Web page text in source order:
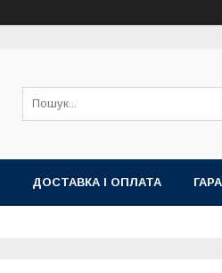
ДОСТАВКА І ОПЛАТА